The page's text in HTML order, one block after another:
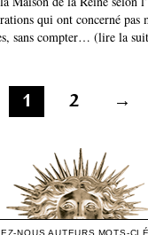
qui ont concerné pas
sans compter… (lire la
Pagination
des
1 2 →
NOUS AUTEURS MOTS-